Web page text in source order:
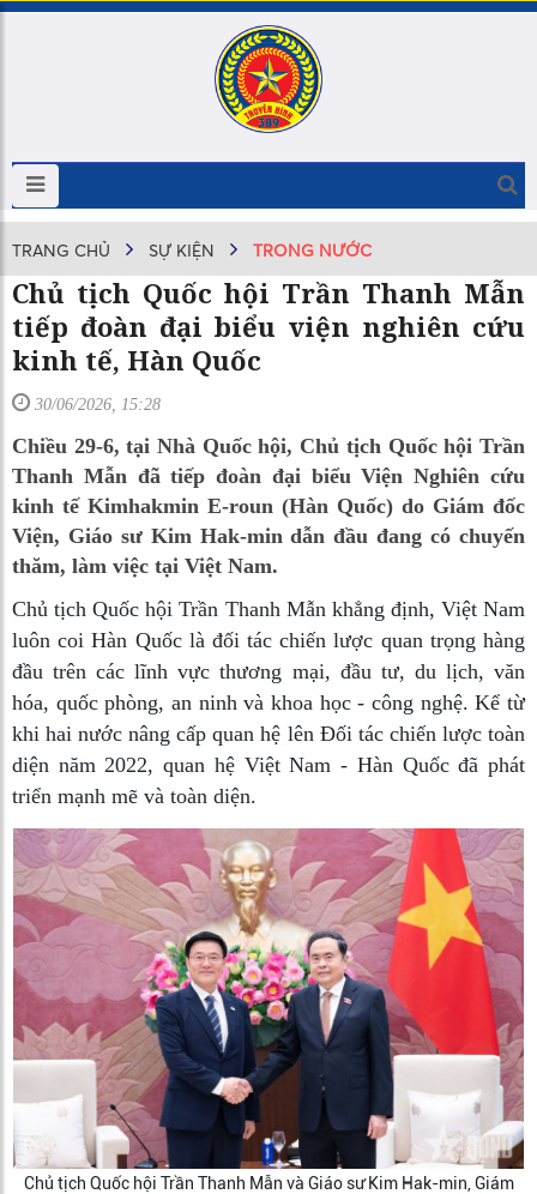
TRANG CHỦ SỰ KIỆN TRONG NƯỚC
Chủ tịch Quốc hội Trần Thanh Mẫn
tiếp đoàn đại biểu viện nghiên cứu
kinh tế, Hàn Quốc
30/06/2026, 15:28
Chiều 29-6, tại Nhà Quốc hội, Chủ tịch Quốc hội Trần
Thanh Mẫn đã tiếp đoàn đại biểu Viện Nghiên cứu
kinh tế Kimhakmin E-roun (Hàn Quốc) do Giám đốc
Viện, Giáo sư Kim Hak-min dẫn đầu đang có chuyến
thăm, làm việc tại Việt Nam.
Chủ tịch Quốc hội Trần Thanh Mẫn khẳng định, Việt Nam
luôn coi Hàn Quốc là đối tác chiến lược quan trọng hàng
đầu trên các lĩnh vực thương mại, đầu tư, du lịch, văn
hóa, quốc phòng, an ninh và khoa học - công nghệ. Kể từ
khi hai nước nâng cấp quan hệ lên Đối tác chiến lược toàn
diện năm 2022, quan hệ Việt Nam - Hàn Quốc đã phát
triển mạnh mẽ và toàn diện.
Chủ tịch Quốc hội Trần Thanh Mẫn và Giáo sư Kim Hak-min, Giám